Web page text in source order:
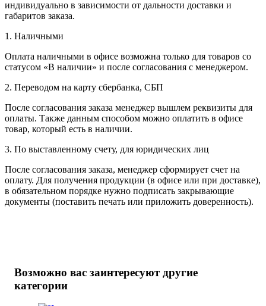
индивидуально в зависимости от дальности доставки и
габаритов заказа.
1. Наличными
Оплата наличными в офисе возможна только для товаров со
статусом «В наличии» и после согласования с менеджером.
2. Переводом на карту сбербанка, СБП
После согласования заказа менеджер вышлем реквизиты для
оплаты. Также данным способом можно оплатить в офисе
товар, который есть в наличии.
3. По выставленному счету, для юридических лиц
После согласования заказа, менеджер сформирует счет на
оплату. Для получения продукции (в офисе или при доставке),
в обязательном порядке нужно подписать закрывающие
документы (поставить печать или приложить доверенность).
Возможно вас заинтересуют другие
категории